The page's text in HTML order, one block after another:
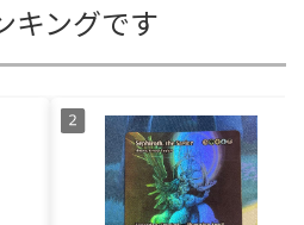
キングです